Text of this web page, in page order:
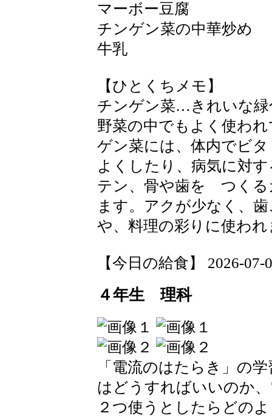
マーボー豆腐
チンゲン菜の中華炒め
牛乳
【ひとくちメモ】
チンゲン菜…きれいな緑
野菜の中でもよく使わ
ゲン菜には、体内でビ
よくしたり、病気に対
テン、骨や歯を つくる
ます。アクが少なく、
や、料理の彩りに使われ
【今日の給食】 2026-07-
４年生 理科
「電流のはたらき」の
はどうすればいいのか
２つ使うとしたらどの